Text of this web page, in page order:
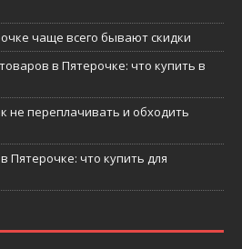
чаще всего бывают скидки
в Пятерочке: что купить в
не переплачивать и обходить
что купить для